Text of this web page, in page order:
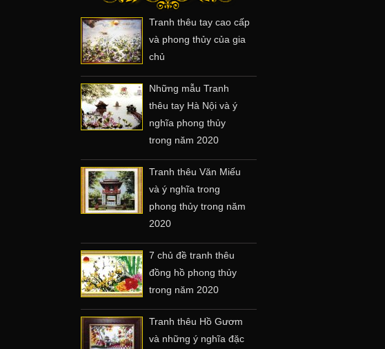
Tranh thêu tay cao cấp
và phong thủy của gia
chủ
Những mẫu Tranh
thêu tay Hà Nội và ý
nghĩa phong thủy
trong năm 2020
Tranh thêu Văn Miếu
và ý nghĩa trong
phong thủy trong năm
2020
7 chủ đề tranh thêu
đồng hồ phong thủy
trong năm 2020
Tranh thêu Hồ Gươm
và những ý nghĩa đặc